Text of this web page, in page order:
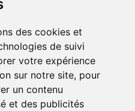
des cookies et
de suivi
votre expérience
sur notre site, pour
un contenu
et des publicités